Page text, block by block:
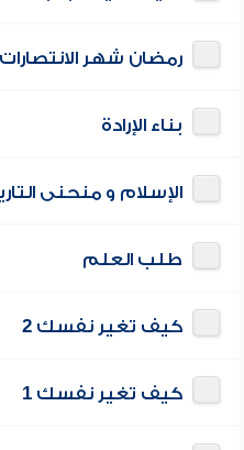
رمضان شهر الانتصارات
بناء الإرادة
الإسلام و منحنى
طلب العلم
كيف تغير نفسك 2
كيف تغير نفسك 1